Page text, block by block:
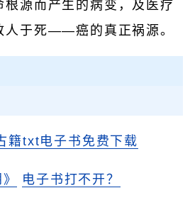
源而产生的病变，及医疗
人于死——癌的真正祸源。
籍txt电子书免费下载
电子书打不开？